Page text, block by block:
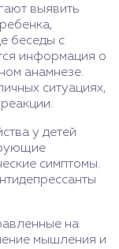
выявить
беседы с
информация о
анамнезе.
ситуациях,
у детей
симптомы.
на
мышления и